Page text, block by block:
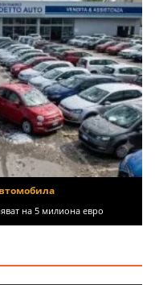
на 5 милиона евро